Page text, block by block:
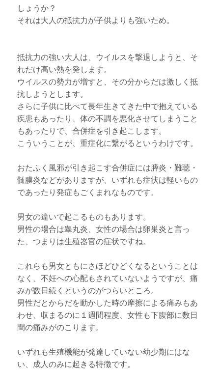
しょうか？
それは大人の抵抗力が子供よりも強いため。
抵抗力の強い大人は、ウイルスを撃退しようと、そ
れだけ高い熱を発します。
ウイルスの勢力が増すと、その分からだは激しく抵
抗しようとします。
さらに子供に比べて長年生きてきた中で抱えている
疾患もあったり、体の不調を悪化させてしまうこと
もあったりで、合併症を引き起こします。
こういうことが、重症化に繋がるというわけです。
おたふく風邪が引き起こす合併症には膵炎・難聴・
髄膜炎などがありますが、いずれも症状は軽いもの
であったり発症もごくまれなものです。
男女の違いで起こるものもあります。
男性の場合は睾丸炎、女性の場合は卵巣炎と言っ
た、つまりは生殖器官の症状ですね。
これらも男女ともにさほどひどくなるということは
なく、不妊への心配もされていないようですが、痛
みが数日続くというのがつらいところ。
男性だとからだを動かした時の摩擦による痛みもあ
わせ、収まるのに１週間程度、女性も下腹部に数日
間の痛みがのこります。
いずれも生殖機能が発達していない幼少期にはな
い、成人のみに起きる特徴です。